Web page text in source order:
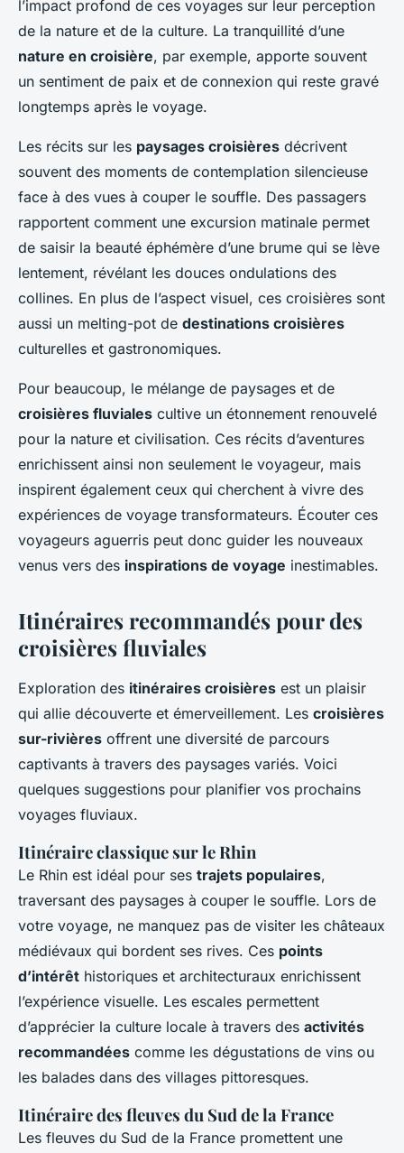
l’impact profond de ces voyages sur leur perception
de la nature et de la culture. La tranquillité d’une
nature en croisière, par exemple, apporte souvent
un sentiment de paix et de connexion qui reste gravé
longtemps après le voyage.
Les récits sur les paysages croisières décrivent
souvent des moments de contemplation silencieuse
face à des vues à couper le souffle. Des passagers
rapportent comment une excursion matinale permet
de saisir la beauté éphémère d’une brume qui se lève
lentement, révélant les douces ondulations des
collines. En plus de l’aspect visuel, ces croisières sont
aussi un melting-pot de destinations croisières
culturelles et gastronomiques.
Pour beaucoup, le mélange de paysages et de
croisières fluviales cultive un étonnement renouvelé
pour la nature et civilisation. Ces récits d’aventures
enrichissent ainsi non seulement le voyageur, mais
inspirent également ceux qui cherchent à vivre des
expériences de voyage transformateurs. Écouter ces
voyageurs aguerris peut donc guider les nouveaux
venus vers des inspirations de voyage inestimables.
Itinéraires recommandés pour des
croisières fluviales
Exploration des itinéraires croisières est un plaisir
qui allie découverte et émerveillement. Les croisières
sur-rivières offrent une diversité de parcours
captivants à travers des paysages variés. Voici
quelques suggestions pour planifier vos prochains
voyages fluviaux.
Itinéraire classique sur le Rhin
Le Rhin est idéal pour ses trajets populaires,
traversant des paysages à couper le souffle. Lors de
votre voyage, ne manquez pas de visiter les châteaux
médiévaux qui bordent ses rives. Ces points
d’intérêt historiques et architecturaux enrichissent
l’expérience visuelle. Les escales permettent
d’apprécier la culture locale à travers des activités
recommandées comme les dégustations de vins ou
les balades dans des villages pittoresques.
Itinéraire des fleuves du Sud de la France
Les fleuves du Sud de la France promettent une